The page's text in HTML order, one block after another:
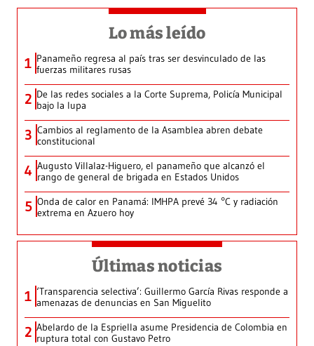
Lo más leído
1 Panameño regresa al país tras ser desvinculado de las
fuerzas militares rusas
2 De las redes sociales a la Corte Suprema, Policía Municipal
bajo la lupa
3 Cambios al reglamento de la Asamblea abren debate
constitucional
4 Augusto Villalaz-Higuero, el panameño que alcanzó el
rango de general de brigada en Estados Unidos
5 Onda de calor en Panamá: IMHPA prevé 34 °C y radiación
extrema en Azuero hoy
Últimas noticias
1 ‘Transparencia selectiva’: Guillermo García Rivas responde a
amenazas de denuncias en San Miguelito
2 Abelardo de la Espriella asume Presidencia de Colombia en
ruptura total con Gustavo Petro